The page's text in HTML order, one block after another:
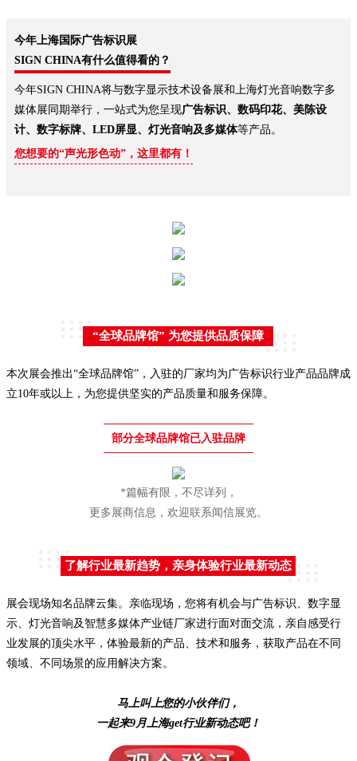
今年上海国际广告标识展
SIGN CHINA有什么值得看的？
今年SIGN CHINA将与数字显示技术设备展和上海灯光音响数字多
媒体展同期举行，一站式为您呈现广告标识、数码印花、美陈设
计、数字标牌、LED屏显、灯光音响及多媒体等产品。
您想要的“声光形色动”，这里都有！
“全球品牌馆” 为您提供品质保障
本次展会推出“全球品牌馆”，入驻的厂家均为广告标识行业产品品牌成
立10年或以上，为您提供坚实的产品质量和服务保障。
部分全球品牌馆已入驻品牌
*篇幅有限，不尽详列，
更多展商信息，欢迎联系闻信展览。
了解行业最新趋势，亲身体验行业最新动态
展会现场知名品牌云集。亲临现场，您将有机会与广告标识、数字显
示、灯光音响及智慧多媒体产业链厂家进行面对面交流，亲自感受行
业发展的顶尖水平，体验最新的产品、技术和服务，获取产品在不同
领域、不同场景的应用解决方案。
马上叫上您的小伙伴们，
一起来9月上海get行业新动态吧！